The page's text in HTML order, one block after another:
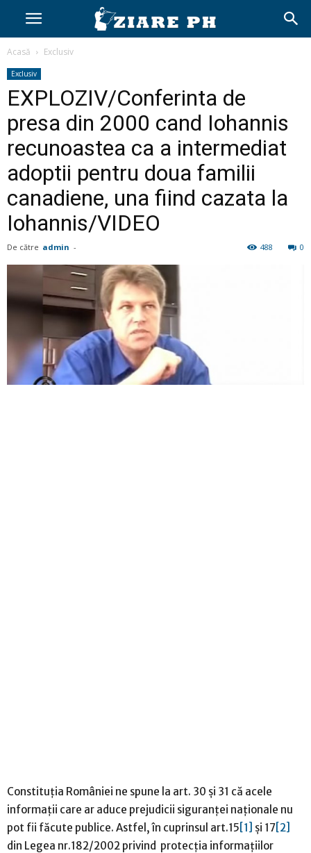
Acasă Exclusiv
Exclusiv
EXPLOZIV/Conferinta de
presa din 2000 cand Iohannis
recunoastea ca a intermediat
adoptii pentru doua familii
canadiene, una fiind cazata la
Iohannis/VIDEO
De către admin - 0
488
Constituția României ne spune la art. 30 și 31 că acele
informații care ar aduce prejudicii siguranței naționale nu
pot fii făcute publice. Astfel, în cuprinsul art.15 [1] și 17[2]
din Legea nr.182/2002 privind protecția informațiilor